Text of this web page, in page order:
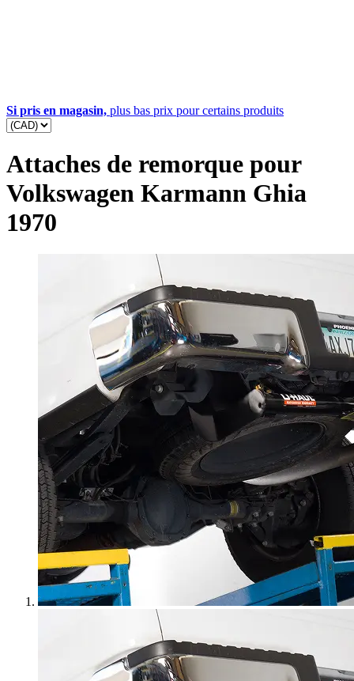
Si pris en magasin, plus bas prix pour certains produits
Attaches de remorque pour
Volkswagen Karmann Ghia
1970